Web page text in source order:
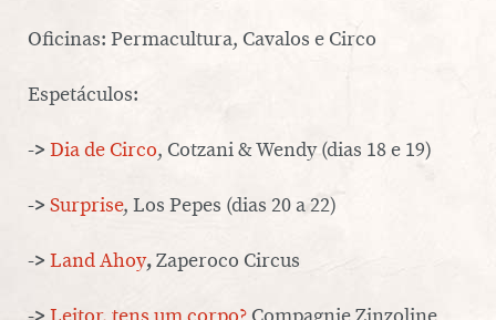
Oficinas: Per­ma­cul­tura, Cavalos e Circo
Es­pe­tá­cu­los:
->Dia de Circo, Cotzani & Wendy (dias 18 e 19)
->Surprise, Los Pepes (dias 20 a 22)
->Land Ahoy,Zaperoco Circus